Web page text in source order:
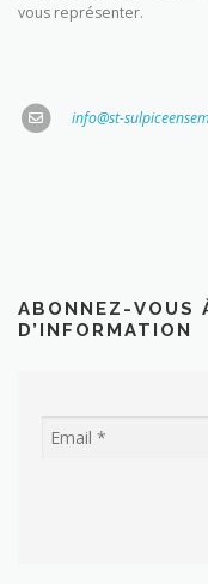
vous représenter.
info@st-
ABONNEZ-VOUS
D’INFORMATION